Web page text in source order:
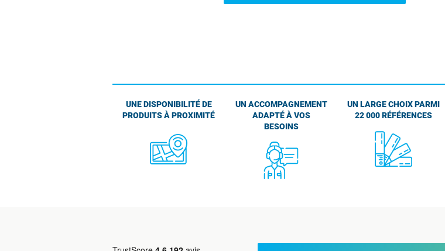
UNE DISPONIBILITÉ DE
PRODUITS À PROXIMITÉ
UN ACCOMPAGNEMENT
ADAPTÉ À VOS
BESOINS
UN LARGE CHOIX PARMI
22 000 RÉFÉRENCES